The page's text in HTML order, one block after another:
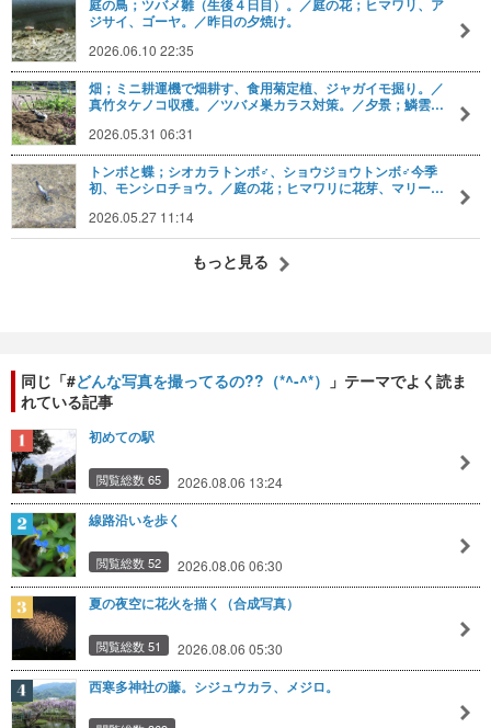
庭の鳥；ツバメ雛（生後４日目）。／庭の花；ヒマワリ、ア
ジサイ、ゴーヤ。／昨日の夕焼け。
2026.06.10 22:35
畑；ミニ耕運機で畑耕す、食用菊定植、ジャガイモ掘り。／
真竹タケノコ収穫。／ツバメ巣カラス対策。／夕景；鱗雲…
2026.05.31 06:31
トンボと蝶；シオカラトンボ♂、ショウジョウトンボ♂今季
初、モンシロチョウ。／庭の花；ヒマワリに花芽、マリー…
2026.05.27 11:14
もっと見る
同じ「#どんな写真を撮ってるの??（*^-^*）
」テーマでよく読ま
れている記事
初めての駅
閲覧総数 65 2026.08.06 13:24
線路沿いを歩く
閲覧総数 52 2026.08.06 06:30
夏の夜空に花火を描く（合成写真）
閲覧総数 51 2026.08.06 05:30
西寒多神社の藤。シジュウカラ、メジロ。